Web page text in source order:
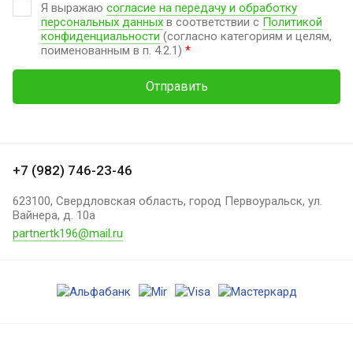
Я выражаю согласие на передачу и обработку
персональных данных в соответствии с Политикой
конфиденциальности (согласно категориям и целям,
поименованным в п. 4.2.1) *
Отправить
+7 (982) 746-23-46
623100, Свердловская область, город Первоуральск, ул.
Вайнера, д. 10а
partnertk196@mail.ru